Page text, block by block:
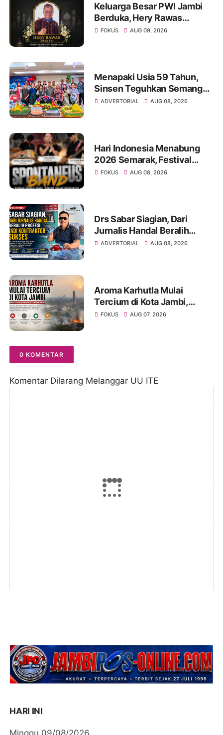
Keluarga Besar PWI Jambi
Berduka, Hery Rawas
Mantan Sekretaris PWI
FOKUS AUG 09, 2026
Menapaki Usia 59 Tahun,
Sinsen Teguhkan Semangat
“Sustainably Growing”
ADVERTORIAL AUG 08, 2026
Hari Indonesia Menabung
2026 Semarak, Festival
Band Pelajar dan Mahasiswa
2
FOKUS AUG 08, 2026
Drs Sabar Siagian, Dari
Jurnalis Handal Beralih
Profesi Jadi Kontraktor
ADVERTORIAL AUG 08, 2026
Aroma Karhutla Mulai
Tercium di Kota Jambi,
Warga Diminta Waspada
FOKUS AUG 07, 2026
0 KOMENTAR
Komentar Dilarang Melanggar UU ITE
HARI INI
Minggu 09/08/2026